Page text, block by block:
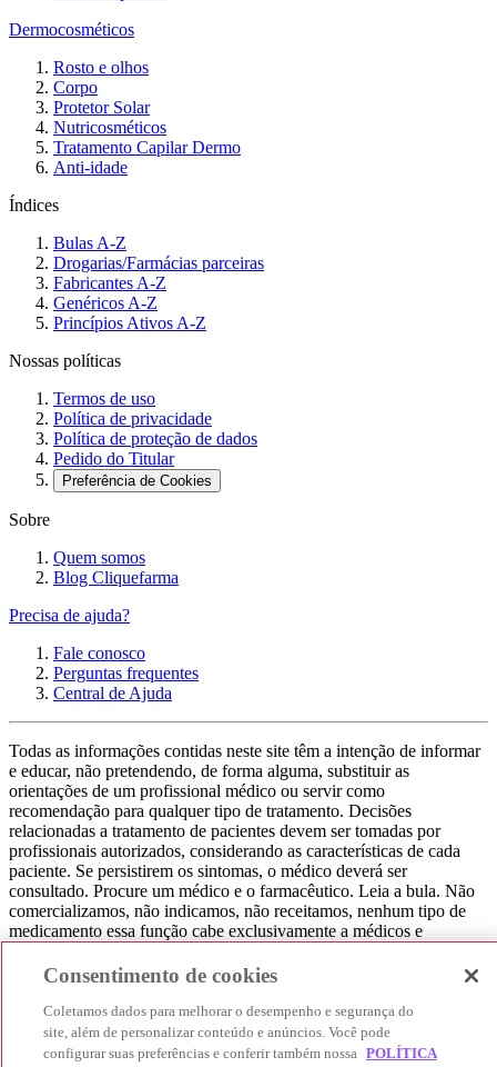
Dermocosméticos
Rosto e olhos
Corpo
Protetor Solar
Nutricosméticos
Tratamento Capilar Dermo
Anti-idade
Índices
Bulas A-Z
Drogarias/Farmácias parceiras
Fabricantes A-Z
Genéricos A-Z
Princípios Ativos A-Z
Nossas políticas
Termos de uso
Política de privacidade
Política de proteção de dados
Pedido do Titular
Preferência de Cookies
Sobre
Quem somos
Blog Cliquefarma
Precisa de ajuda?
Fale conosco
Perguntas frequentes
Central de Ajuda
Todas as informações contidas neste site têm a intenção de informar
e educar, não pretendendo, de forma alguma, substituir as
orientações de um profissional médico ou servir como
recomendação para qualquer tipo de tratamento. Decisões
relacionadas a tratamento de pacientes devem ser tomadas por
profissionais autorizados, considerando as características de cada
paciente. Se persistirem os sintomas, o médico deverá ser
consultado. Procure um médico e o farmacêutico. Leia a bula. Não
comercializamos, não indicamos, não receitamos, nenhum tipo de
medicamento essa função cabe exclusivamente a médicos e
consultar seu médico. Não somos uma loja ou marketplace, ou seja,
que você encontre o preço mais barato, comparando os preços de
produtos farmacêuticos. Contribuímos e damos auxílio para que sua
experiência seja bem-sucedida, mas a finalização da compra
Consentimento de cookies
Coletamos dados para melhorar o desempenho e segurança do
site, além de personalizar conteúdo e anúncios. Você pode
configurar suas preferências e conferir também nossa POLÍTICA